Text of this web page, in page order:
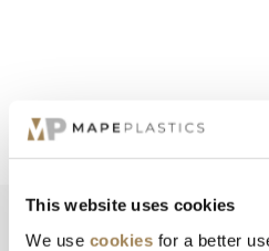
This website uses cookies
We use cookies for a better